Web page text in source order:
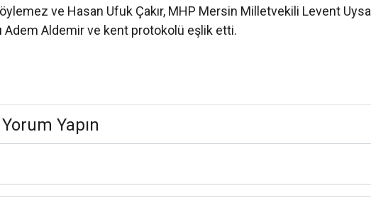
ve Hasan Ufuk Çakır, MHP Mersin Milletvekili Levent Uysal
Adem Aldemir ve kent protokolü eşlik etti.
Yapın